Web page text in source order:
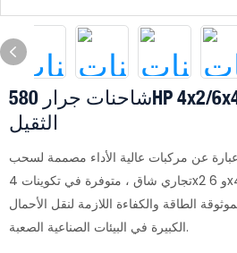
شاحنات جرار 580HP 4x2/6x4 الناقل التجاري
الثقيل
580 حصانًا عبارة عن مركبات عالية الأداء مصممة لسحب
تجاري شاق ، متوفرة في تكوينات 4x2 و 6x4 مع سقف علوي لزيادة سعة
الطاقة والكفاءة اللازمة لنقل الأحمال
الكبيرة في البيئات الصناعية الصعبة.